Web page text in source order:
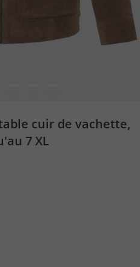
cuir de vachette,
7 XL